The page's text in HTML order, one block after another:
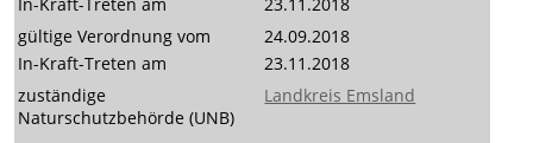
gültige Verordnung vom
24.09.2018
In-Kraft-Treten am
23.11.2018
zuständige
Naturschutzbehörde (UNB)
Landkreis Emsland